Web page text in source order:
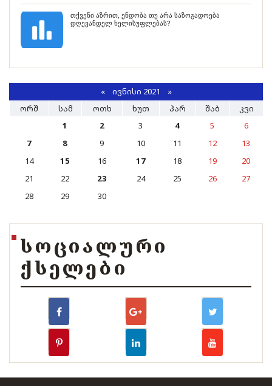
თქვენი აზრით, ენდობა თუ არა საზოგადოება
დღევანდელ ხელისუფლებას?
«ᲘᲕᲜᲘᲡᲘ 2021 »
ᲝᲠᲨ
ᲡᲐᲛ ᲝᲗᲮ ᲮᲣᲗ ᲞᲐᲠ ᲨᲐᲑ
ᲙᲕᲘ
1
2 3 4 5
6
7
8 9 10 11 12
13
14
15 16 17 18 19
20
21
22 23 24 25 26
27
28
29 30
ᲡᲝᲪᲘᲐᲚᲣᲠᲘ
ᲥᲡᲔᲚᲔᲑᲘ